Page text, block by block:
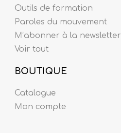
Outils de formation
Paroles du mouvement
M’abonner à la newsletter
Voir tout
BOUTIQUE
Catalogue
Mon compte